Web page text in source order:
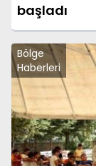
başladı
Bölge
Haberleri